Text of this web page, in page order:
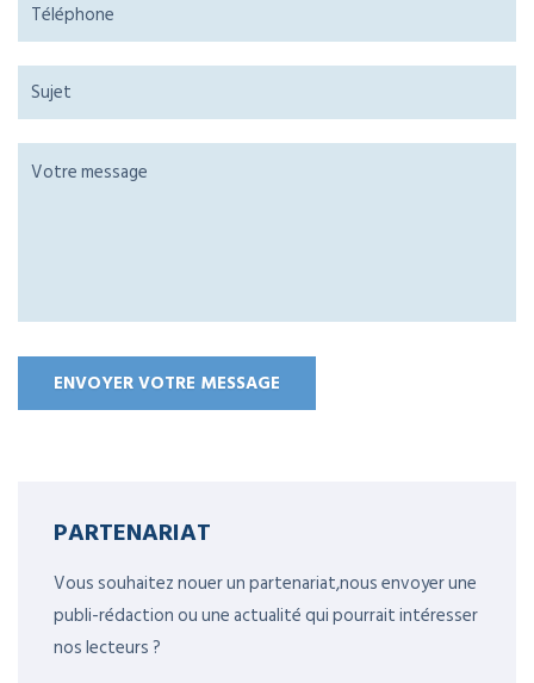
PARTENARIAT
Vous souhaitez nouer un partenariat,nous envoyer une
publi-rédaction ou une actualité qui pourrait intéresser
nos lecteurs ?